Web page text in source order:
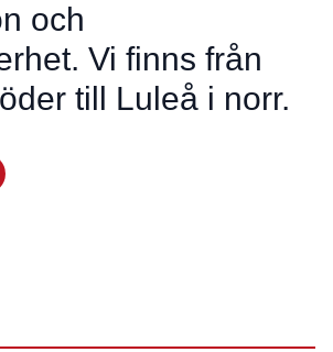
och
Vi finns från
till Luleå i norr.